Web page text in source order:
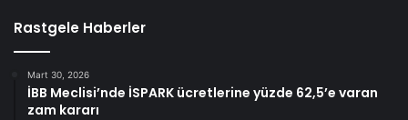
Rastgele Haberler
Mart 30, 2026
İBB Meclisi’nde İSPARK ücretlerine yüzde 62,5’e varan
zam kararı